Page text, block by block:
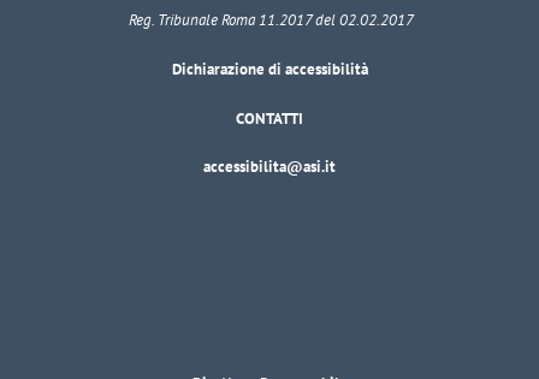
Reg. Tribunale Roma 11.2017 del 02.02.2017
Dichiarazione di accessibilità
CONTATTI
accessibilita@asi.it